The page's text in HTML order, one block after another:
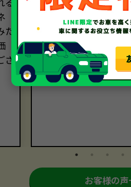
応、誠実な姿勢に、
しを感じました。あり
ました。
お客様の声